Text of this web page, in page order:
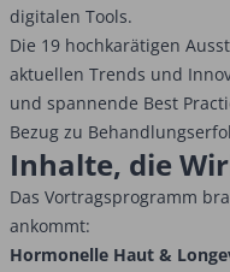
digitalen Tools.
Die 19 hochkarätigen
aktuellen Trends und
und spannende Best
Bezug zu
Inhalte, die
Das Vortragsprogramm
ankommt:
Hormonelle Haut &